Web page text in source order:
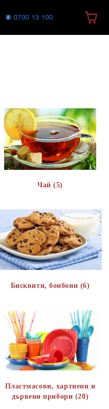
Чай (5)
Бисквити, бонбони (6)
Пластмасови, хартиени и
дървени прибори (20)